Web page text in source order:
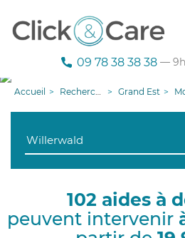
09 78 38 38 38 —
Accueil Recherche aide à domicile Grand Est
102 aides à
peuvent intervenir